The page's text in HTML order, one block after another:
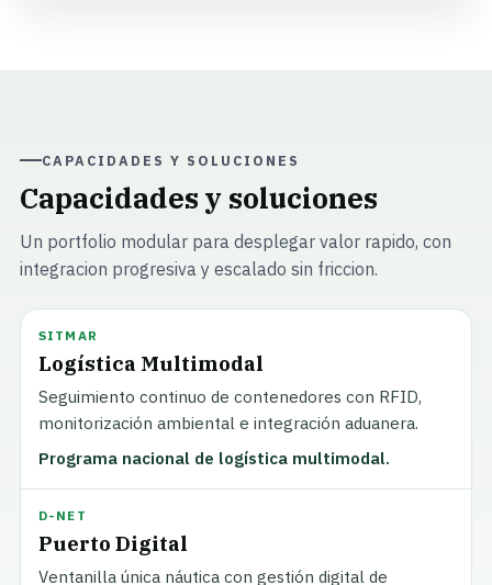
CAPACIDADES Y SOLUCIONES
Capacidades y soluciones
Un portfolio modular para desplegar valor rapido, con
integracion progresiva y escalado sin friccion.
SITMAR
Logística Multimodal
Seguimiento continuo de contenedores con RFID,
monitorización ambiental e integración aduanera.
Programa nacional de logística multimodal.
D-NET
Puerto Digital
Ventanilla única náutica con gestión digital de